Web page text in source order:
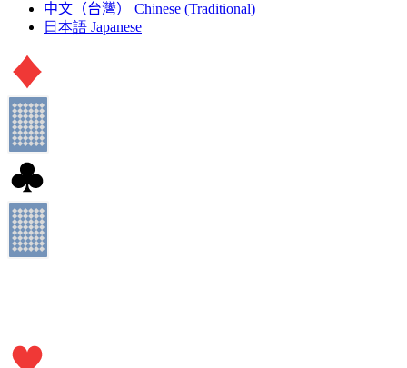
中文（台灣）
Chinese (Traditional)
日本語 Japanese